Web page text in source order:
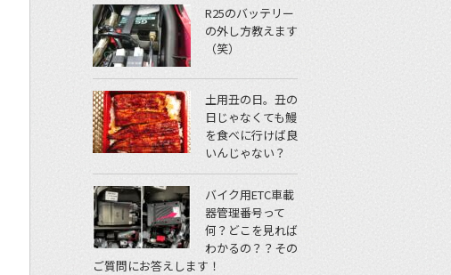
R25のバッテリー
の外し方教えます
（笑）
土用丑の日。丑の
日じゃなくても鰻
を食べに行けば良
いんじゃない？
バイク用ETC車載
器管理番号って
何？どこを見れば
わかるの？？その
ご質問にお答えします！